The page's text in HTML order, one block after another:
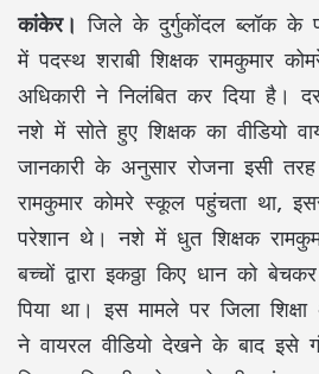
कांकेर। जिले के दुर्गुकोंदल ब्लॉक के
में पदस्थ शराबी शिक्षक रामकुमार
अधिकारी ने निलंबित कर दिया
नशे में सोते हुए शिक्षक का वीडियो
जानकारी के अनुसार रोजना इसी
रामकुमार कोमरे स्कूल पहुंचता था,
परेशान थे। नशे में धुत शिक्षक
बच्चों द्वारा इकठ्ठा किए धान को
पिया था। इस मामले पर जिला
ने वायरल वीडियो देखने के बाद इसे